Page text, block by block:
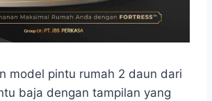
model pintu rumah 2 daun dari
baja dengan tampilan yang